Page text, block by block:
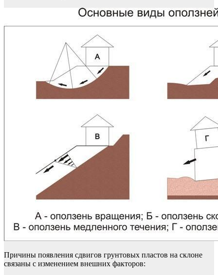
Причины появления сдвигов грунтовых пластов на склоне
связаны с изменением внешних факторов: